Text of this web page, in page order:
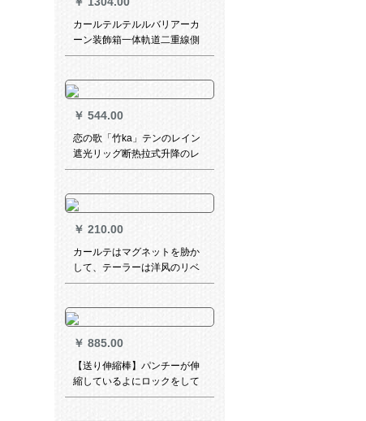
ングのイヴファ
カールテルテルルバリアーカ
ーン装飾箱一体軌道二重線側
装備トレーボックスボックス
￥ 544.00
恋の歌「竹ka」テンのレイン
遮光リッグ断热拉式升降のレ
イン寝室「Belanda日よけカ
意古典「竹ca」テ38
￥ 210.00
カールテはマグネットを胁か
して、テーラーは洋风のリベ
ルを持っています。寝室のパ
で払います。テトラーはボン
ボンをかける。ペアはベベル
です。ジュジュを入れます。
￥ 885.00
【送り伸縮棒】パンチーが伸
縮しているよにロックをして
います。ホートカードのテー